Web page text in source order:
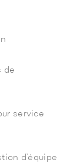
de
service
d’équipe